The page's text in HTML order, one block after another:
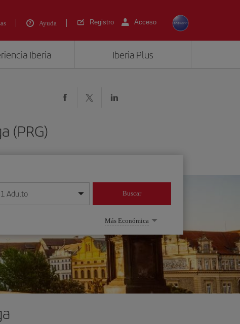
Ayuda Registro Acceso
Iberia Iberia Plus
(PRG)
día/mes/año
1 Adulto Buscar
Más Económica